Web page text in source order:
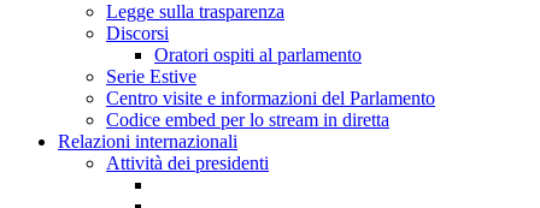
Legge sulla trasparenza
Discorsi
Oratori ospiti al parlamento
Serie Estive
Centro visite e informazioni del Parlamento
Codice embed per lo stream in diretta
Relazioni internazionali
Attività dei presidenti